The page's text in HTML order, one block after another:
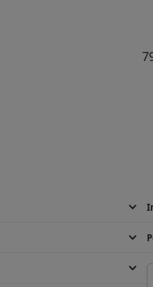
telefoniczny od pn. do pt.
można opłacić za pomocą BLIK,